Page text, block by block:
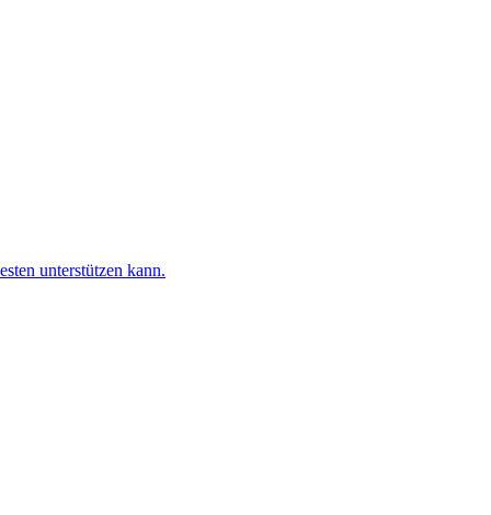
unterstützen kann.